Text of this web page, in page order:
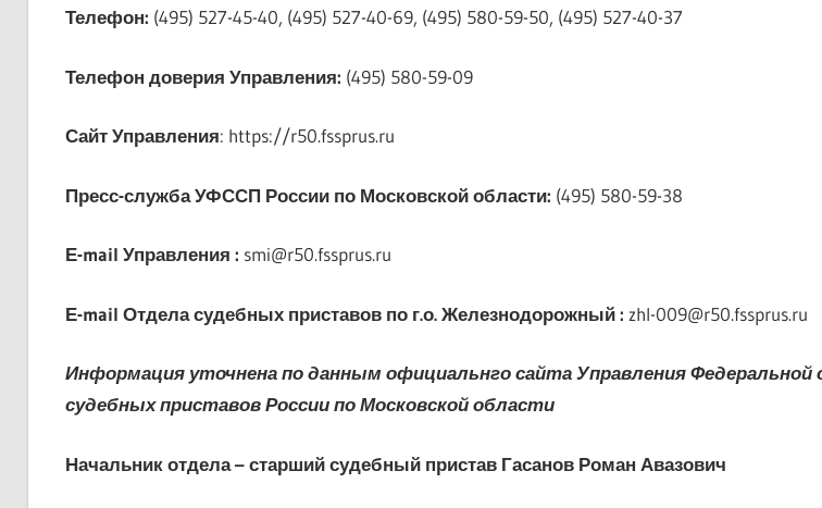
Телефон: (495) 527-45-40, (495) 527-40-69, (495) 580-59-50, (495) 527-40-37
Телефон доверия Управления: (495) 580-59-09
Сайт Управления: https://r50.fssprus.ru
Пресс-служба УФССП России по Московской области: (495) 580-59-38
Е-mail Управления : smi@r50.fssprus.ru
Е-mail Отдела судебных приставов по г.о. Железнодорожный : zhl-009@r50.fssprus.ru
Информация уточнена по данным официальнго сайтаУправления
судебных приставов России по Московской области
Начальник отдела – старший судебный пристав Гасанов Роман Авазович